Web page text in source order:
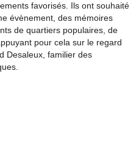
favorisés. Ils ont souhaité
évènement, des mémoires
de quartiers populaires, de
pour cela sur le regard
Desaleux, familier des